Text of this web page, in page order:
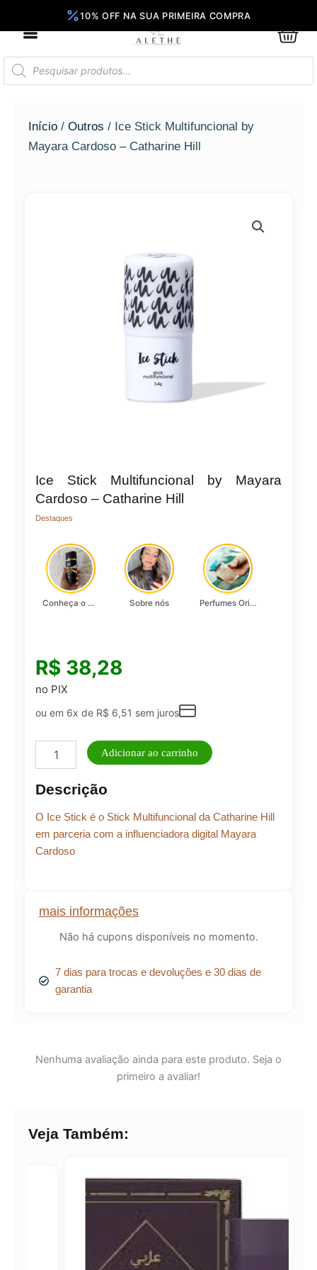
conteúdo
Pesquisar
produtos
Início / Outros / Ice Stick Multifuncional by
Mayara Cardoso – Catharine Hill
mais informações
Não há cupons disponíveis no momento.
7 dias para trocas e devoluções e 30 dias de
garantia
Ice Stick Multifuncional by Mayara
Cardoso – Catharine Hill
Destaques
Conheça o Asad, da Lattafa… Sobre nós Perfumes Originais
R$ 38,28
no PIX
ou em 6x de R$ 6,51 sem juros
Stick
by
Cardoso
-
Catharine
Adicionar ao carrinho
Descrição
O Ice Stick é o Stick Multifuncional da Catharine Hill
em parceria com a influenciadora digital Mayara
Cardoso
Nenhuma avaliação ainda para este produto. Seja o
primeiro a avaliar!
Veja Também: